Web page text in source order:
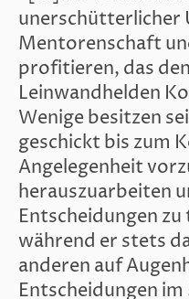
unerschütterlicher
Mentorenschaft
profitieren, das
Leinwandhelden
Wenige besitzen
geschickt bis zum
Angelegenheit
herauszuarbeiten
Entscheidungen
während er stets
anderen auf
Entscheidungen